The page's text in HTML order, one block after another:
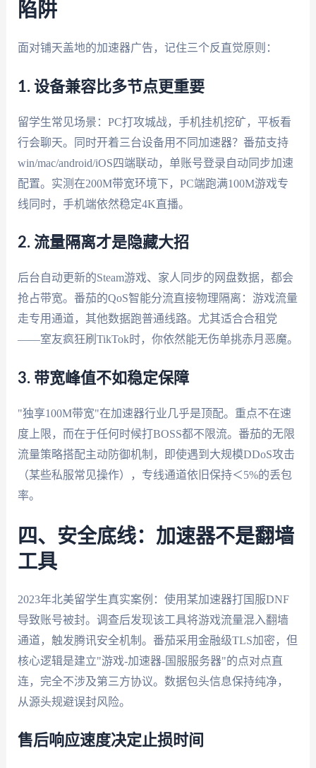
陷阱
面对铺天盖地的加速器广告，记住三个反直觉原则：
1. 设备兼容比多节点更重要
留学生常见场景：PC打攻城战，手机挂机挖矿，平板看
行会聊天。同时开着三台设备用不同加速器？番茄支持
win/mac/android/iOS四端联动，单账号登录自动同步加速
配置。实测在200M带宽环境下，PC端跑满100M游戏专
线同时，手机端依然稳定4K直播。
2. 流量隔离才是隐藏大招
后台自动更新的Steam游戏、家人同步的网盘数据，都会
抢占带宽。番茄的QoS智能分流直接物理隔离：游戏流量
走专用通道，其他数据跑普通线路。尤其适合合租党
——室友疯狂刷TikTok时，你依然能无伤单挑赤月恶魔。
3. 带宽峰值不如稳定保障
"独享100M带宽"在加速器行业几乎是顶配。重点不在速
度上限，而在于任何时候打BOSS都不限流。番茄的无限
流量策略搭配主动防御机制，即使遇到大规模DDoS攻击
（某些私服常见操作），专线通道依旧保持＜5%的丢包
率。
四、安全底线：加速器不是翻墙
工具
2023年北美留学生真实案例：使用某加速器打国服DNF
导致账号被封。调查后发现该工具将游戏流量混入翻墙
通道，触发腾讯安全机制。番茄采用金融级TLS加密，但
核心逻辑是建立"游戏-加速器-国服服务器"的点对点直
连，完全不涉及第三方协议。数据包头信息保持纯净，
从源头规避误封风险。
售后响应速度决定止损时间